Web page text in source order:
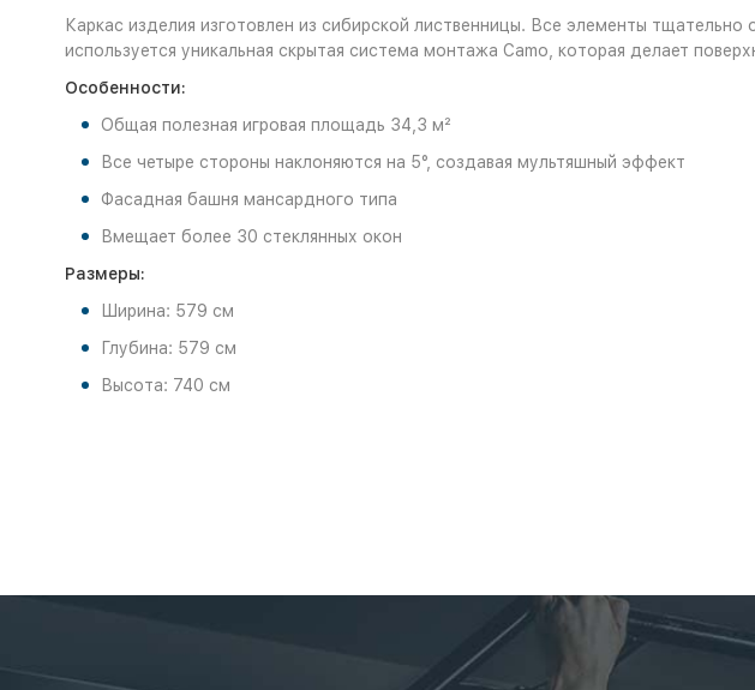
Каркас изделия изготовлен из сибирской лиственницы. Все элементы
используется уникальная скрытая система монтажа Camo, которая делает
Особенности:
Общая полезная игровая площадь 34,3 м²
Все четыре стороны наклоняются на 5°, создавая мультяшный эффект
Фасадная башня мансардного типа
Вмещает более 30 стеклянных окон
Размеры:
Ширина: 579 см
Глубина: 579 см
Высота: 740 см